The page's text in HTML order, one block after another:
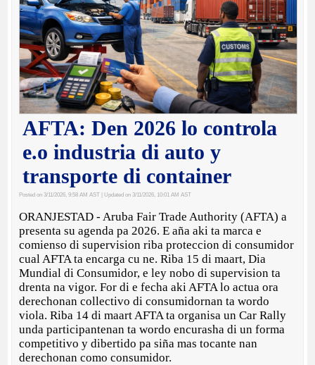
AFTA: Den 2026 lo controla
e.o industria di auto y
transporte di container
Posted on 3/11/2026, 9:58 AM AST | Updated on 3/11/2026, 10:01 AM AST
ORANJESTAD - Aruba Fair Trade Authority (AFTA) a
presenta su agenda pa 2026. E aña aki ta marca e
comienso di supervision riba proteccion di consumidor
cual AFTA ta encarga cu ne. Riba 15 di maart, Dia
Mundial di Consumidor, e ley nobo di supervision ta
drenta na vigor. For di e fecha aki AFTA lo actua ora
derechonan collectivo di consumidornan ta wordo
viola. Riba 14 di maart AFTA ta organisa un Car Rally
unda participantenan ta wordo encurasha di un forma
competitivo y dibertido pa siña mas tocante nan
derechonan como consumidor.